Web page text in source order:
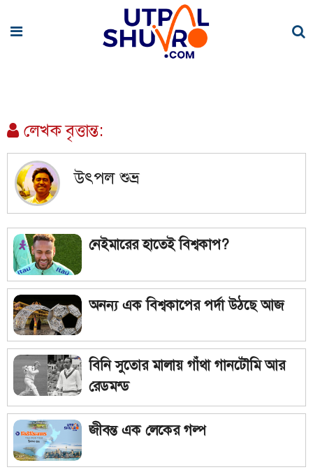
লেখক বৃত্তান্ত:
উৎপল শুভ্র
নেইমারের হাতেই বিশ্বকাপ?
অনন্য এক বিশ্বকাপের পর্দা উঠছে আজ
বিনি সুতোর মালায় গাঁথা গানটৌমি আর
রেডমন্ড
জীবন্ত এক লেকের গল্প